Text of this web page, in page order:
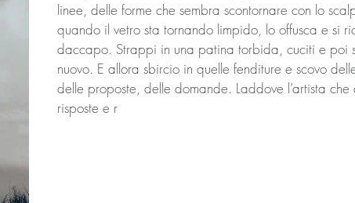
linee, delle forme che sembra scontornare con lo
quando il vetro sta tornando limpido, lo offusca e si
daccapo. Strappi in una patina torbida, cuciti e poi
nuovo. E allora sbircio in quelle fenditure e scovo
delle proposte, delle domande. Laddove l’artista che
risposte e r